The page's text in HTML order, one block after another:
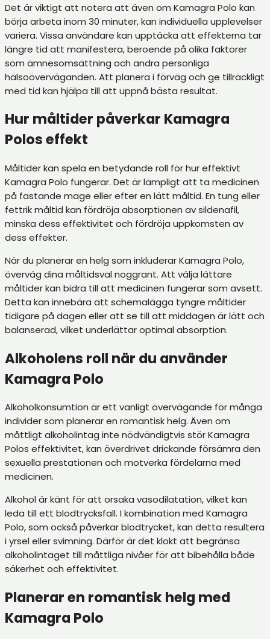
Det är viktigt att notera att även om Kamagra Polo kan
börja arbeta inom 30 minuter, kan individuella upplevelser
variera. Vissa användare kan upptäcka att effekterna tar
längre tid att manifestera, beroende på olika faktorer
som ämnesomsättning och andra personliga
hälsoöverväganden. Att planera i förväg och ge tillräckligt
med tid kan hjälpa till att uppnå bästa resultat.
Hur måltider påverkar Kamagra
Polos effekt
Måltider kan spela en betydande roll för hur effektivt
Kamagra Polo fungerar. Det är lämpligt att ta medicinen
på fastande mage eller efter en lätt måltid. En tung eller
fettrik måltid kan fördröja absorptionen av sildenafil,
minska dess effektivitet och fördröja uppkomsten av
dess effekter.
När du planerar en helg som inkluderar Kamagra Polo,
överväg dina måltidsval noggrant. Att välja lättare
måltider kan bidra till att medicinen fungerar som avsett.
Detta kan innebära att schemalägga tyngre måltider
tidigare på dagen eller att se till att middagen är lätt och
balanserad, vilket underlättar optimal absorption.
Alkoholens roll när du använder
Kamagra Polo
Alkoholkonsumtion är ett vanligt övervägande för många
individer som planerar en romantisk helg. Även om
måttligt alkoholintag inte nödvändigtvis stör Kamagra
Polos effektivitet, kan överdrivet drickande försämra den
sexuella prestationen och motverka fördelarna med
medicinen.
Alkohol är känt för att orsaka vasodilatation, vilket kan
leda till ett blodtrycksfall. I kombination med Kamagra
Polo, som också påverkar blodtrycket, kan detta resultera
i yrsel eller svimning. Därför är det klokt att begränsa
alkoholintaget till måttliga nivåer för att bibehålla både
säkerhet och effektivitet.
Planerar en romantisk helg med
Kamagra Polo